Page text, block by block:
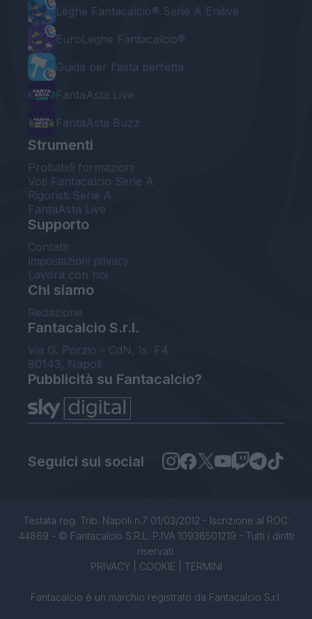
Leghe Fantacalcio® Serie A Enilive
EuroLeghe Fantacalcio®
Guida per l'asta perfetta
FantaAsta Live
FantaAsta Buzz
Strumenti
Probabili formazioni
Voti Fantacalcio Serie A
Rigoristi Serie A
FantaAsta Live
Supporto
Contatti
Impostazioni privacy
Lavora con noi
Chi siamo
Redazione
Fantacalcio S.r.l.
Via G. Porzio - CdN, Is. F4
80143, Napoli
Pubblicità su Fantacalcio?
Seguici sui social
Testata reg. Trib. Napoli n.7 01/03/2012 - Iscrizione al ROC:
44869 - © Fantacalcio S.R.L. P.IVA 10938501219 - Tutti i diritti
riservati.
PRIVACY| COOKIE TERMINI
Fantacalcio è un marchio registrato da Fantacalcio S.r.l.